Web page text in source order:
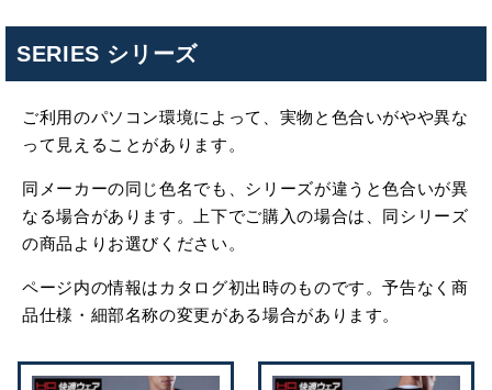
SERIES シリーズ
ご利用のパソコン環境によって、実物と色合いがやや異な
って見えることがあります。
同メーカーの同じ色名でも、シリーズが違うと色合いが異
なる場合があります。上下でご購入の場合は、同シリーズ
の商品よりお選びください。
ページ内の情報はカタログ初出時のものです。予告なく商
品仕様・細部名称の変更がある場合があります。